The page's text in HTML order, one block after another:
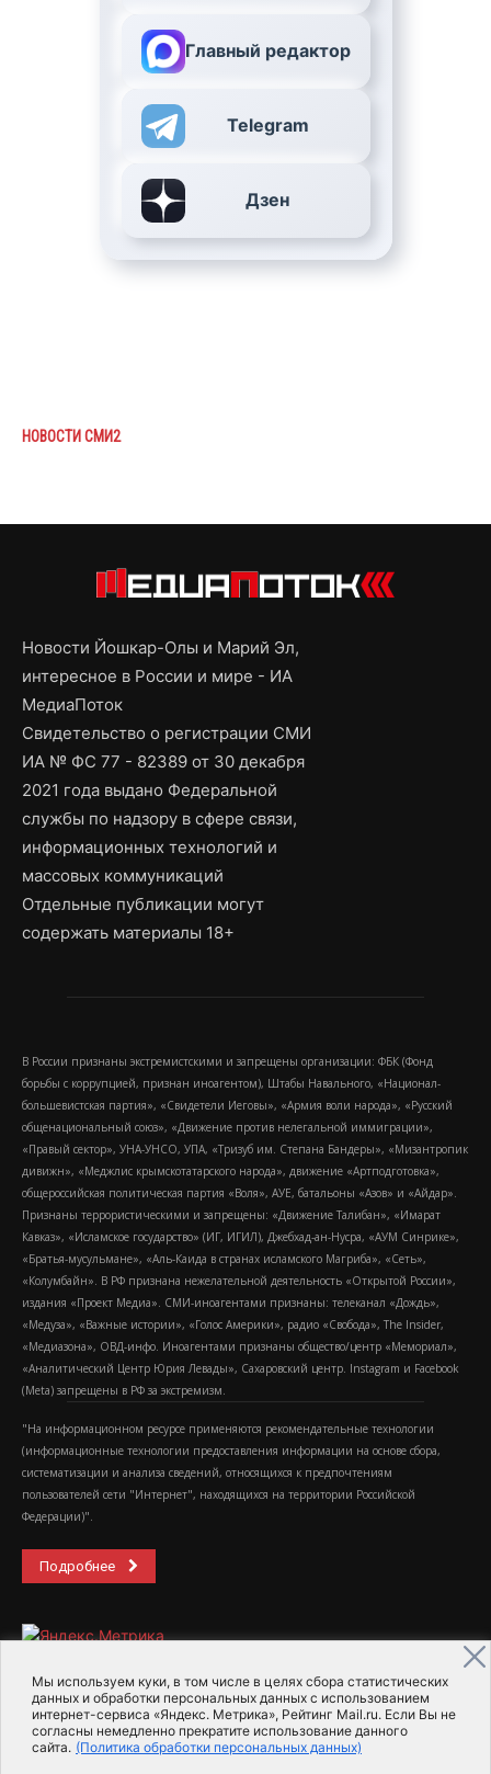
Мы используем куки, в том числе в целях сбора статистических
данных и обработки персональных данных с использованием
интернет-сервиса «Яндекс. Метрика», Рейтинг Mail.ru. Если Вы не
согласны немедленно прекратите использование данного
сайта. (Политика обработки персональных данных)
Главный редактор
Telegram
Дзен
НОВОСТИ СМИ2
Новости Йошкар-Олы и Марий Эл,
интересное в России и мире - ИА
МедиаПоток
Свидетельство о регистрации СМИ
ИА № ФС 77 - 82389 от 30 декабря
2021 года выдано Федеральной
службы по надзору в сфере связи,
информационных технологий и
массовых коммуникаций
Отдельные публикации могут
содержать материалы 18+
В России признаны экстремистскими и запрещены организации: ФБК (Фонд
борьбы с коррупцией, признан иноагентом), Штабы Навального, «Национал-
большевистская партия», «Свидетели Иеговы», «Армия воли народа», «Русский
общенациональный союз», «Движение против нелегальной иммиграции»,
«Правый сектор», УНА-УНСО, УПА, «Тризуб им. Степана Бандеры», «Мизантропик
дивижн», «Меджлис крымскотатарского народа», движение «Артподготовка»,
общероссийская политическая партия «Воля», АУЕ, батальоны «Азов» и «Айдар».
Признаны террористическими и запрещены: «Движение Талибан», «Имарат
Кавказ», «Исламское государство» (ИГ, ИГИЛ), Джебхад-ан-Нусра, «АУМ Синрике»,
«Братья-мусульмане», «Аль-Каида в странах исламского Магриба», «Сеть»,
«Колумбайн». В РФ признана нежелательной деятельность «Открытой России»,
издания «Проект Медиа». СМИ-иноагентами признаны: телеканал «Дождь»,
«Медуза», «Важные истории», «Голос Америки», радио «Свобода», The Insider,
«Медиазона», ОВД-инфо. Иноагентами признаны общество/центр «Мемориал»,
«Аналитический Центр Юрия Левады», Сахаровский центр. Instagram и Facebook
(Metа) запрещены в РФ за экстремизм.
"На информационном ресурсе применяются рекомендательные технологии
(информационные технологии предоставления информации на основе сбора,
систематизации и анализа сведений, относящихся к предпочтениям
пользователей сети "Интернет", находящихся на территории Российской
Федерации)".
Подробнее
2015-2026- Информационное агентство МедиаПоток